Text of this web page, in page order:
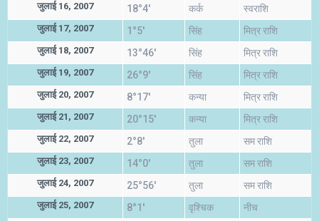
जुलाई 16, 2007 18°4' कर्क स्वराशि
जुलाई 17, 2007 1°5' सिंह मित्र राशि
जुलाई 18, 2007 13°46' सिंह मित्र राशि
जुलाई 19, 2007 26°9' सिंह मित्र राशि
जुलाई 20, 2007 8°17' कन्या मित्र राशि
जुलाई 21, 2007 20°15' कन्या मित्र राशि
जुलाई 22, 2007 2°8' तुला सम राशि
जुलाई 23, 2007 14°0' तुला सम राशि
जुलाई 24, 2007 25°56' तुला सम राशि
जुलाई 25, 2007 8°1' वृश्चिक नीच